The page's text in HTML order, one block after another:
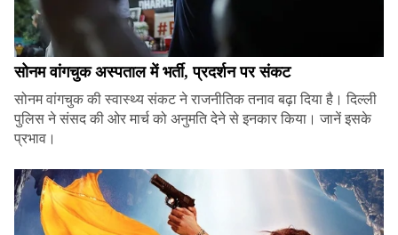
सोनम वांगचुक अस्पताल में भर्ती, प्रदर्शन पर संकट
सोनम वांगचुक की स्वास्थ्य संकट ने राजनीतिक तनाव बढ़ा दिया है। दिल्ली
पुलिस ने संसद की ओर मार्च को अनुमति देने से इनकार किया। जानें इसके
प्रभाव।